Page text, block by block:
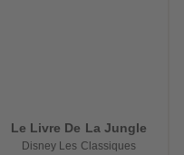
Le Livre De La Jungle
Disney Les Classiques